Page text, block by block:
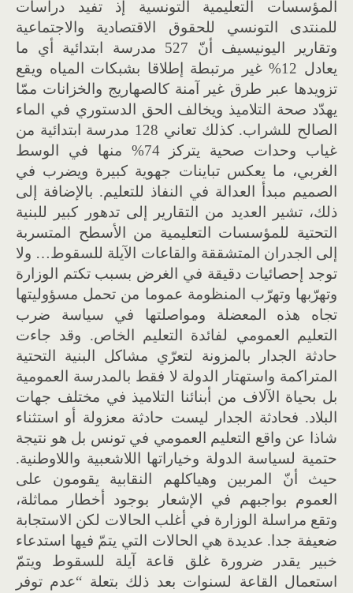
المؤسسات التعليمية التونسية إذ تفيد دراسات
للمنتدى التونسي للحقوق الاقتصادية والاجتماعية
وتقارير اليونيسيف أنّ 527 مدرسة ابتدائية أي ما
يعادل 12% غير مرتبطة إطلاقا بشبكات المياه ويقع
تزويدها عبر طرق غير آمنة كالصهاريج والخزانات ممّا
يهدّد صحة التلاميذ ويخالف الحق الدستوري في الماء
الصالح للشراب. كذلك تعاني 128 مدرسة ابتدائية من
غياب وحدات صحية يتركز 74% منها في الوسط
الغربي، ما يعكس تباينات جهوية كبيرة ويضرب في
الصميم مبدأ العدالة في النفاذ للتعليم. بالإضافة إلى
ذلك، تشير العديد من التقارير إلى تدهور كبير للبنية
التحتية للمؤسسات التعليمية من الأسطح المتسربة
إلى الجدران المتشققة والقاعات الآيلة للسقوط… ولا
توجد إحصائيات دقيقة في الغرض بسبب تكتم الوزارة
وتهرّبها وتهرّب المنظومة عموما من تحمل مسؤوليتها
تجاه هذه المعضلة ومواصلتها في سياسة ضرب
التعليم العمومي لفائدة التعليم الخاص. وقد جاءت
حادثة الجدار بالمزونة لتعرّي مشاكل البنية التحتية
المتراكمة واستهتار الدولة لا فقط بالمدرسة العمومية
بل بحياة الآلاف من أبنائنا التلاميذ في مختلف جهات
البلاد. فحادثة الجدار ليست حادثة معزولة أو استثناء
شاذا عن واقع التعليم العمومي في تونس بل هو نتيجة
حتمية لسياسة الدولة وخياراتها اللاشعبية واللاوطنية.
حيث أنّ المربين وهياكلهم النقابية يقومون على
العموم بواجبهم في الإشعار بوجود أخطار مماثلة،
وتقع مراسلة الوزارة في أغلب الحالات لكن الاستجابة
ضعيفة جدا. عديدة هي الحالات التي يتمّ فيها استدعاء
خبير يقدر ضرورة غلق قاعة آيلة للسقوط ويتمّ
استعمال القاعة لسنوات بعد ذلك بتعلة “عدم توفر